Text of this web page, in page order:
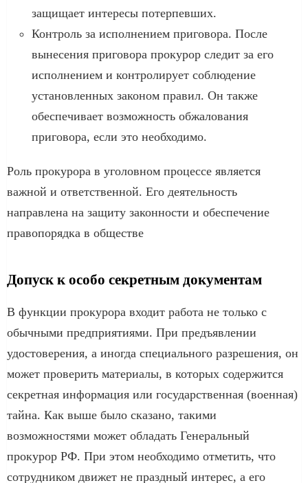
защищает интересы потерпевших.
Контроль за исполнением приговора. После
вынесения приговора прокурор следит за его
исполнением и контролирует соблюдение
установленных законом правил. Он также
обеспечивает возможность обжалования
приговора, если это необходимо.
Роль прокурора в уголовном процессе является
важной и ответственной. Его деятельность
направлена на защиту законности и обеспечение
правопорядка в обществе
Допуск к особо секретным документам
В функции прокурора входит работа не только с
обычными предприятиями. При предъявлении
удостоверения, а иногда специального разрешения, он
может проверить материалы, в которых содержится
секретная информация или государственная (военная)
тайна. Как выше было сказано, такими
возможностями может обладать Генеральный
прокурор РФ. При этом необходимо отметить, что
сотрудником движет не праздный интерес, а его